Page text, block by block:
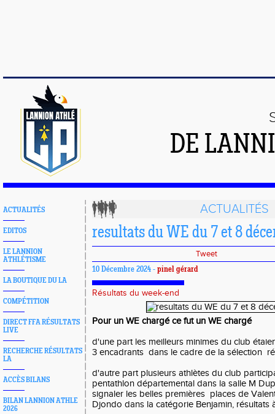
DE
ACTUALITÉS
EDITOS
LE LANNION
ATHLÉTISME
LA BOUTIQUE DU LA
COMPÉTITION
DIRECT FFA RÉSULTATS
LIVE
RECHERCHE RÉSULTATS
LA
ACCÈS BILANS
BILAN LANNION ATHLE
2026
ACTUALITÉS
resultats du WE du 7 et 8
Tweet
10 Décembre 2024 - pinel gérard
Résultats du week-end
Pour un WE chargé ce fut un WE chargé
d'une part les meilleurs minimes du club
3 encadrants dans le cadre de la sélection
d'autre part plusieurs athlètes du club
pentathlon départemental dans la salle M
signaler les belles premières places de
Djondo dans la catégorie Benjamin, résultats